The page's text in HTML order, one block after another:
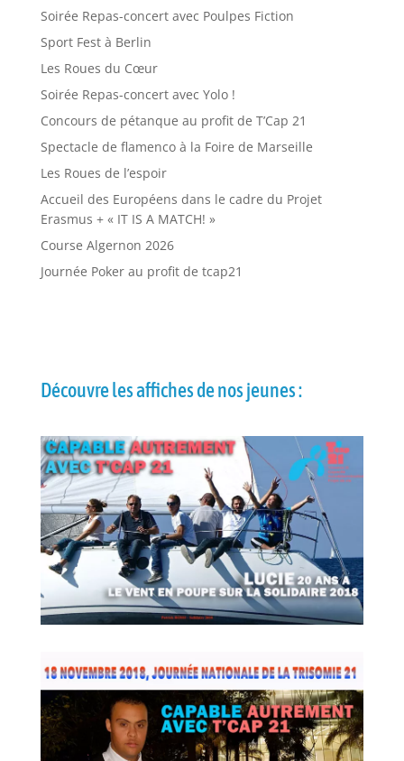
Soirée Repas-concert avec Poulpes Fiction
Sport Fest à Berlin
Les Roues du Cœur
Soirée Repas-concert avec Yolo !
Concours de pétanque au profit de T’Cap 21
Spectacle de flamenco à la Foire de Marseille
Les Roues de l’espoir
Accueil des Européens dans le cadre du Projet
Erasmus + « IT IS A MATCH! »
Course Algernon 2026
Journée Poker au profit de tcap21
Découvre les affiches de nos jeunes :